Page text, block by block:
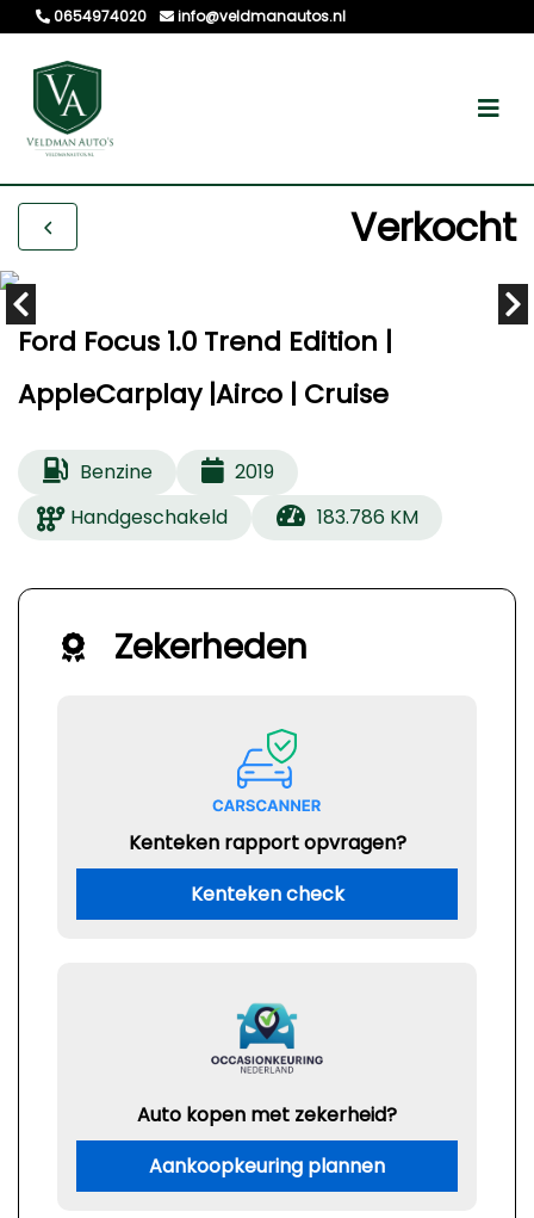
0654974020 info@veldmanautos.nl
Verkocht
Ford Focus 1.0 Trend Edition |
AppleCarplay |Airco | Cruise
Benzine
2019
Handgeschakeld
183.786 KM
Zekerheden
Kenteken rapport opvragen?
Kenteken check
Auto kopen met zekerheid?
Aankoopkeuring plannen